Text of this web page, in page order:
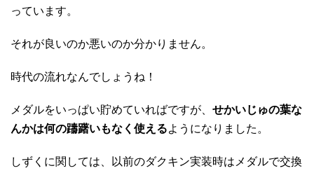
っています。
それが良いのか悪いのか分かりません。
時代の流れなんでしょうね！
メダルをいっぱい貯めていればですが、 せかいじゅの葉な
んかは何の躊躇いもなく使えるようになりました。
しずくに関しては、以前のダクキン実装時はメダルで交換